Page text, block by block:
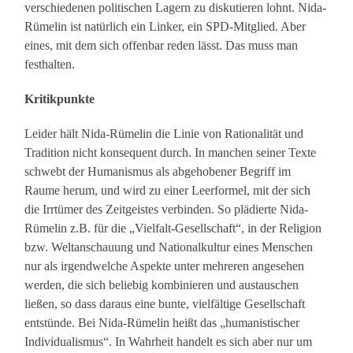
verschiedenen politischen Lagern zu diskutieren lohnt. Nida-
Rümelin ist natürlich ein Linker, ein SPD-Mitglied. Aber
eines, mit dem sich offenbar reden lässt. Das muss man
festhalten.
Kritikpunkte
Leider hält Nida-Rümelin die Linie von Rationalität und
Tradition nicht konsequent durch. In manchen seiner Texte
schwebt der Humanismus als abgehobener Begriff im
Raume herum, und wird zu einer Leerformel, mit der sich
die Irrtümer des Zeitgeistes verbinden. So plädierte Nida-
Rümelin z.B. für die „Vielfalt-Gesellschaft“, in der Religion
bzw. Weltanschauung und Nationalkultur eines Menschen
nur als irgendwelche Aspekte unter mehreren angesehen
werden, die sich beliebig kombinieren und austauschen
ließen, so dass daraus eine bunte, vielfältige Gesellschaft
entstünde. Bei Nida-Rümelin heißt das „humanistischer
Individualismus“. In Wahrheit handelt es sich aber nur um